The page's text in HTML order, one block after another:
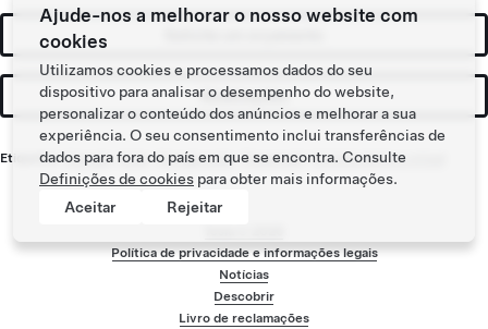
Atualizações
Etiquetas: Energia,Solar,Energia solar,Powerwall,Central elétrica virtual
Menu de rodapé
Política de privacidade e informações legais
Notícias
Descobrir
Livro de reclamações
Ajude-nos a melhorar o nosso website com
cookies
Utilizamos cookies e processamos dados do seu
dispositivo para analisar o desempenho do website,
personalizar o conteúdo dos anúncios e melhorar a sua
experiência. O seu consentimento inclui transferências de
dados para fora do país em que se encontra. Consulte
Definições de cookies para obter mais informações.
Aceitar
Rejeitar